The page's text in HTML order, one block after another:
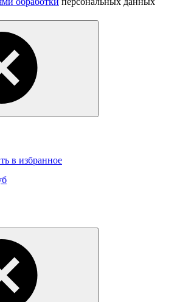
в избранное